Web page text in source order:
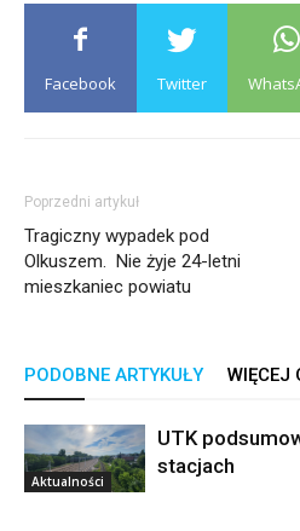
Facebook Twitter
Poprzedni artykuł
Tragiczny wypadek pod
Olkuszem. Nie żyje 24-letni
mieszkaniec powiatu
PODOBNE ARTYKUŁY WIĘCEJ
Aktualności
UTK
stacjach